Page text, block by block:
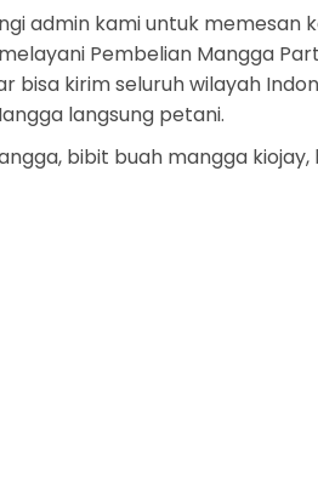
admin kami untuk
Pembelian Mangga
bisa kirim seluruh wilayah
langsung petani.
bibit buah mangga